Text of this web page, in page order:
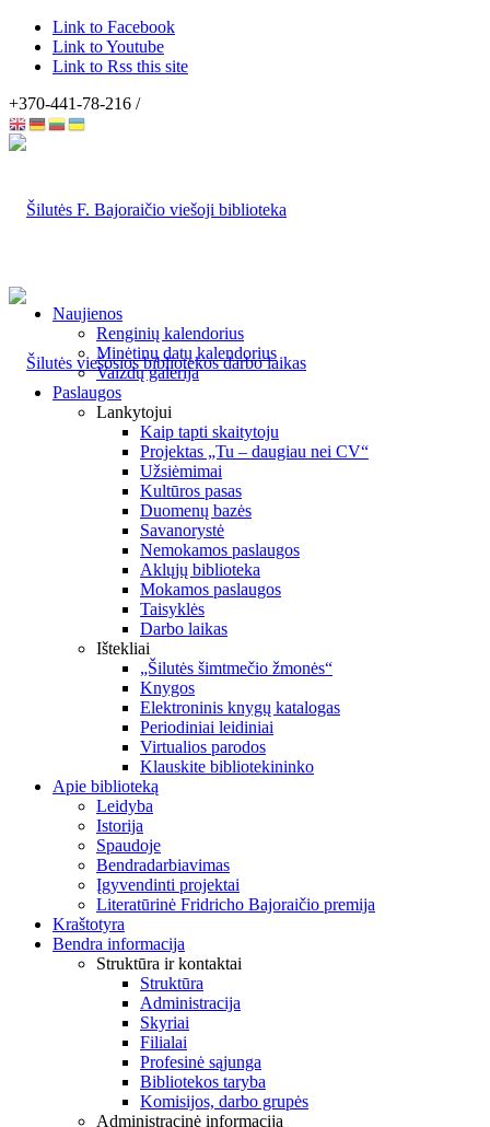
Link to Facebook
Link to Youtube
Link to Rss this site
+370-441-78-216 /
Naujienos
Renginių kalendorius
Minėtinų datų kalendorius
Vaizdų galerija
Paslaugos
Lankytojui
Kaip tapti skaitytoju
Projektas „Tu – daugiau nei CV“
Užsiėmimai
Kultūros pasas
Duomenų bazės
Savanorystė
Nemokamos paslaugos
Aklųjų biblioteka
Mokamos paslaugos
Taisyklės
Darbo laikas
Ištekliai
„Šilutės šimtmečio žmonės“
Knygos
Elektroninis knygų katalogas
Periodiniai leidiniai
Virtualios parodos
Klauskite bibliotekininko
Apie biblioteką
Leidyba
Istorija
Spaudoje
Bendradarbiavimas
Įgyvendinti projektai
Literatūrinė Fridricho Bajoraičio premija
Kraštotyra
Bendra informacija
Struktūra ir kontaktai
Struktūra
Administracija
Skyriai
Filialai
Profesinė sąjunga
Bibliotekos taryba
Komisijos, darbo grupės
Administracinė informacija